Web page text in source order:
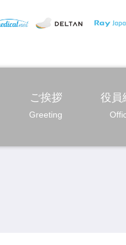
ご挨拶
Greeting
役員